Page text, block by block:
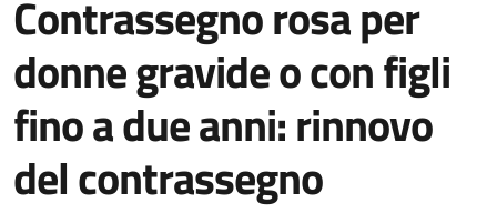
Contrassegno rosa per
donne gravide o con figli
fino a due anni: rinnovo
del contrassegno